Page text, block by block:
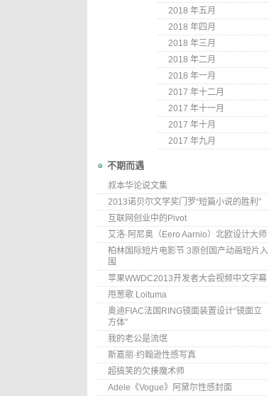
2018 年五月
2018 年四月
2018 年三月
2018 年二月
2018 年一月
2017 年十二月
2017 年十一月
2017 年十月
2017 年九月
不期而遇
叔本华论说文集
2013诺贝尔文学奖门罗“短篇小说的胜利”
互联网创业中的Pivot
艾洛·阿尼奥（Eero Aarnio）北欧设计大师
柏林国际短片电影节 3原创国产动画短片入
围
苹果WWDC2013开发者大会视频中文字幕
甩葱歌 Loituma
奥迪FIAC法国RING镜面装置设计“镜面立
方体”
我的老公是流氓
斯嘉丽·约翰逊性感写真
超搞笑的欠揍魔术师
Adele《Vogue》阿黛尔性感封面